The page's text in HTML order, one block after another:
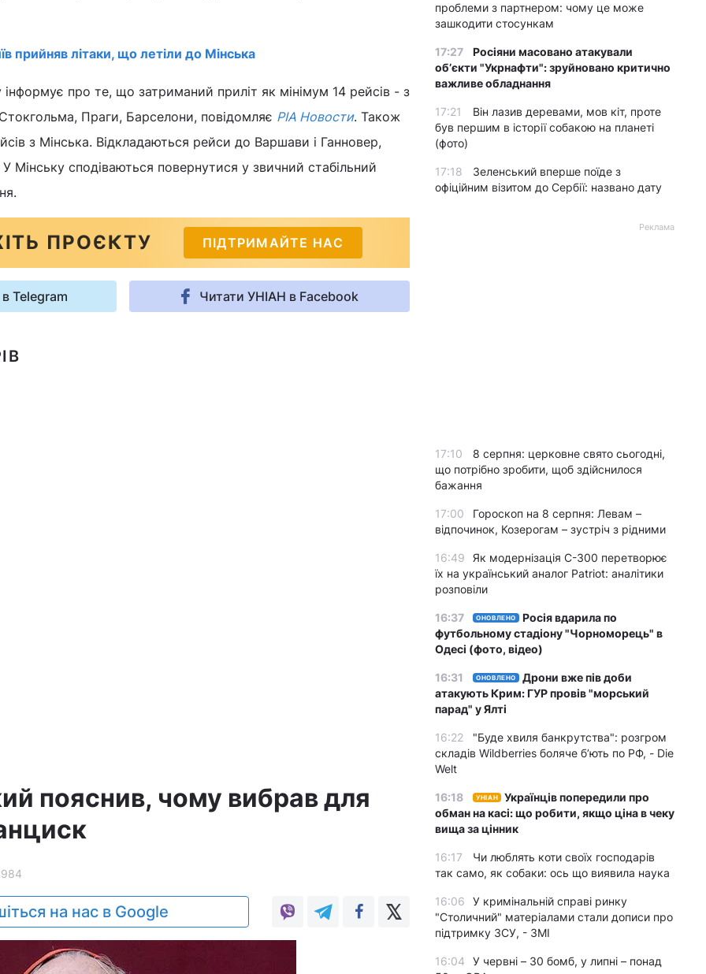
прийняв літаки, що летіли до Мінська
інформує про те, що затриманий приліт як мінімум 14 рейсів - з
Праги, Барселони, повідомляє РІА Новости. Також
з Мінська. Відкладаються рейси до Варшави і Ганновер,
Мінську сподіваються повернутися у звичний стабільний
ПРОЄКТУ ПІДТРИМАЙТЕ НАС
Telegram Читати УНІАН в Facebook
пояснив, чому вибрав для
на нас в Google
проблеми з партнером: чому це може
зашкодити стосункам
17:27
Росіяни масовано атакували
обʼєкти "Укрнафти": зруйновано критично
важливе обладнання
17:21
Він лазив деревами, мов кіт, проте
був першим в історії собакою на планеті
(фото)
17:18
Зеленський вперше поїде з
офіційним візитом до Сербії: названо дату
Реклама
17:10
8 серпня: церковне свято сьогодні,
що потрібно зробити, щоб здійснилося
бажання
17:00
Гороскоп на 8 серпня: Левам –
відпочинок, Козерогам – зустріч з рідними
16:49
Як модернізація С-300 перетворює
їх на український аналог Patriot: аналітики
розповіли
16:37 ОНОВЛЕНО
Росія вдарила по
футбольному стадіону "Чорноморець" в
Одесі (фото, відео)
16:31 ОНОВЛЕНО
Дрони вже пів доби
атакують Крим: ГУР провів "морський
парад" у Ялті
16:22
"Буде хвиля банкрутства": розгром
складів Wildberries боляче бʼють по РФ, - Die
Welt
16:18 УНІАН
Українців попередили про
обман на касі: що робити, якщо ціна в чеку
вища за цінник
16:17
Чи люблять коти своїх господарів
так само, як собаки: ось що виявила наука
16:06
У кримінальній справі ринку
"Столичний" матеріалами стали дописи про
підтримку ЗСУ, - ЗМІ
16:04
У червні – 30 бомб, у липні – понад